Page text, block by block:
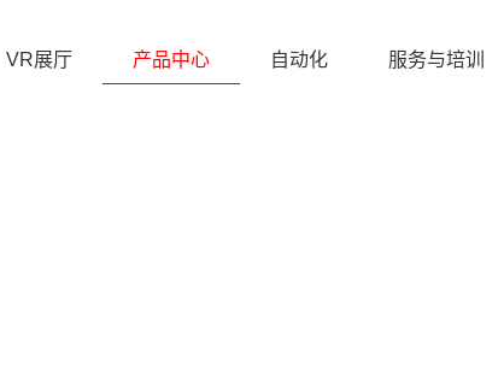
VR展厅 产品中心 自动化 服务与培训